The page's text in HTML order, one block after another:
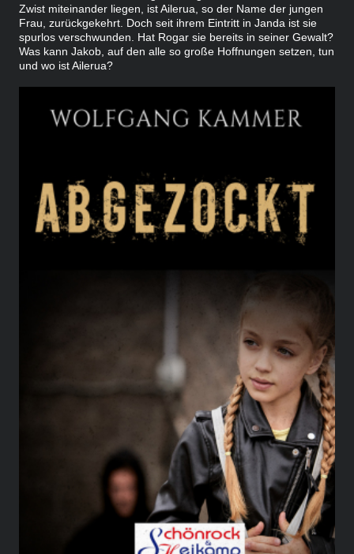
Zwist miteinander liegen, ist Ailerua, so der Name der jungen
Frau, zurückgekehrt. Doch seit ihrem Eintritt in Janda ist sie
spurlos verschwunden. Hat Rogar sie bereits in seiner Gewalt?
Was kann Jakob, auf den alle so große Hoffnungen setzen, tun
und wo ist Ailerua?